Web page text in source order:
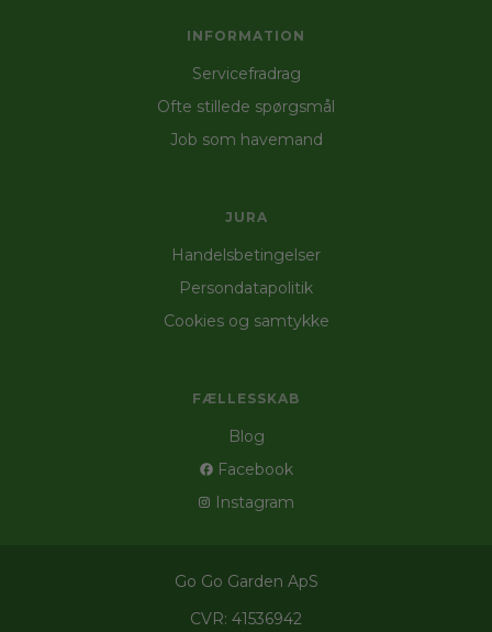
INFORMATION
Servicefradrag
Ofte stillede spørgsmål
Job som havemand
JURA
Handelsbetingelser
Persondatapolitik
Cookies og samtykke
FÆLLESSKAB
Blog
Facebook
Instagram
Go Go Garden ApS
CVR: 41536942